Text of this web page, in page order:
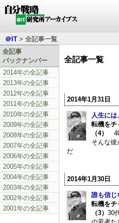
＠IT > 全記事一覧
全記事一覧
2014年1月31日
人生には
転機をチ
（4）
そんな
だ
2014年1月30日
誰も信じ
転機をチ
（3） 30
全記事
バックナンバー
2014年の全記事
2013年の全記事
2012年の全記事
2011年の全記事
2010年の全記事
2009年の全記事
2008年の全記事
2007年の全記事
2006年の全記事
2005年の全記事
2004年の全記事
2003年の全記事
2002年の全記事
2001年の全記事